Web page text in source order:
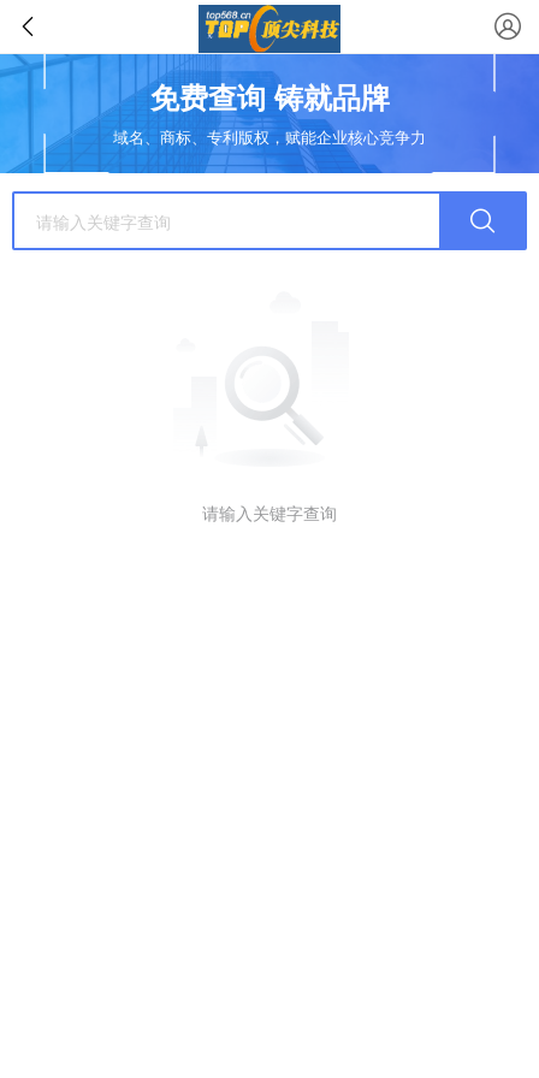
免费查询 铸就品牌
域名、商标、专利版权，赋能企业核心竞争力
请输入关键字查询